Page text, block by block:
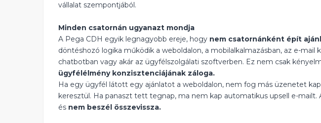
vállalat szempontjából.
Minden csatornán ugyanazt mondja
A Pega CDH egyik legnagyobb ereje, hogy nem csatornánként épít
döntéshozó logika működik a weboldalon, a mobilalkalmazásban, az e-mail
chatbotban vagy akár az ügyfélszolgálati szoftverben. Ez nem csak
ügyfélélmény konzisztenciájának záloga.
Ha egy ügyfél látott egy ajánlatot a weboldalon, nem fog más üzenetet
keresztül. Ha panaszt tett tegnap, ma nem kap automatikus upsell e-mailt.
és nem beszél összevissza.